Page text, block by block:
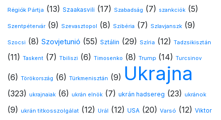
Régiók Pártja (13) Szaakasvili (17) Szabadság (7) szankciók (5)
Szentpétervár (9) Szevasztopol (8) Szibéria (7) Szlavjanszk (9)
Szocsi (8) Szovjetunió (55) Sztálin (29) Szíria (12) Tadzsikisztán
(11) Taskent (7) Tbiliszi (6) Timosenko (8) Trump (14) Turcsinov
(6) Törökország (6) Türkmenisztán (9) Ukrajna
(323) ukrajnaiak (6) ukrán elnök (7) ukrán hadsereg (23) ukránok
(9) ukrán titkosszolgálat (12) Urál (12) USA (20) Varsó (12) Viktor